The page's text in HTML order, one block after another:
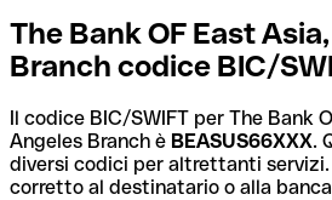
The Bank OF East
Branch codice BIC/
Il codice BIC/SWIFT per The Bank
Angeles Branch è BEASUS66XXX.
diversi codici per altrettanti
corretto al destinatario o alla